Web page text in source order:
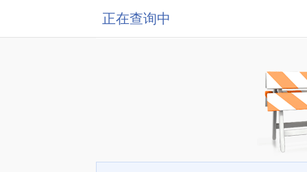
正在查询中